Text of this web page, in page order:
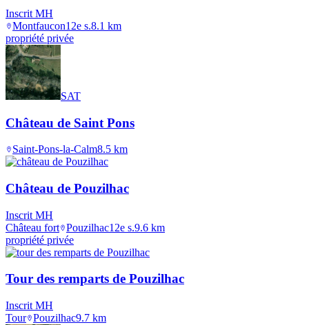
Inscrit MH
Montfaucon12e s.8.1 km
propriété privée
SAT
Château de Saint Pons
Saint-Pons-la-Calm8.5 km
Château de Pouzilhac
Inscrit MH
Château fort Pouzilhac12e s.9.6 km
propriété privée
Tour des remparts de Pouzilhac
Inscrit MH
Tour Pouzilhac9.7 km